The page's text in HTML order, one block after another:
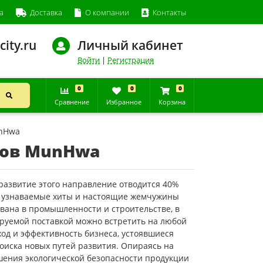
Доставка О компании Контакты
Личный кабинет
Войти | Регистрация
0
Сравнение
0
Избранное
0
Корзина
MunHwa
этого направление отводится 40%
хиты и настоящие жемчужины
в промышленности и строительстве, в
поставкой можно встретить на любой
и эффективность бизнеса, устоявшиеся
новых путей развития. Опираясь на
экологической безопасности продукции